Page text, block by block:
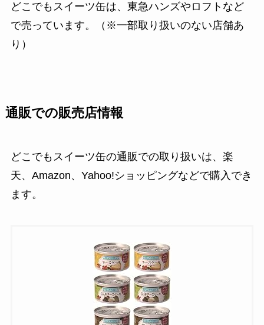
どこでもスイーツ缶は、東急ハンズやロフトなど
で売っています。（※一部取り扱いのない店舗あ
り）
通販での販売店情報
どこでもスイーツ缶の通販での取り扱いは、楽
天、Amazon、Yahoo!ショッピングなどで購入でき
ます。